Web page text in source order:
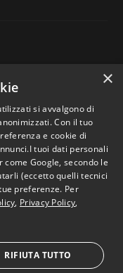
US
e Comunicazione
×
si avvalgono di
Con il tuo
e cookie di
tuoi dati personali
Google, secondo le
(eccetto quelli tecnici
preferenze. Per
, Privacy Policy,
RIFIUTA TUTTO